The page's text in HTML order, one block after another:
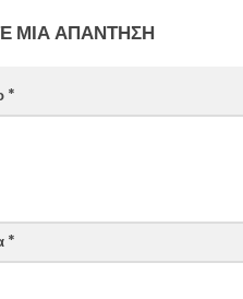
ΜΙΑ ΑΠΆΝΤΗΣΗ
*
*